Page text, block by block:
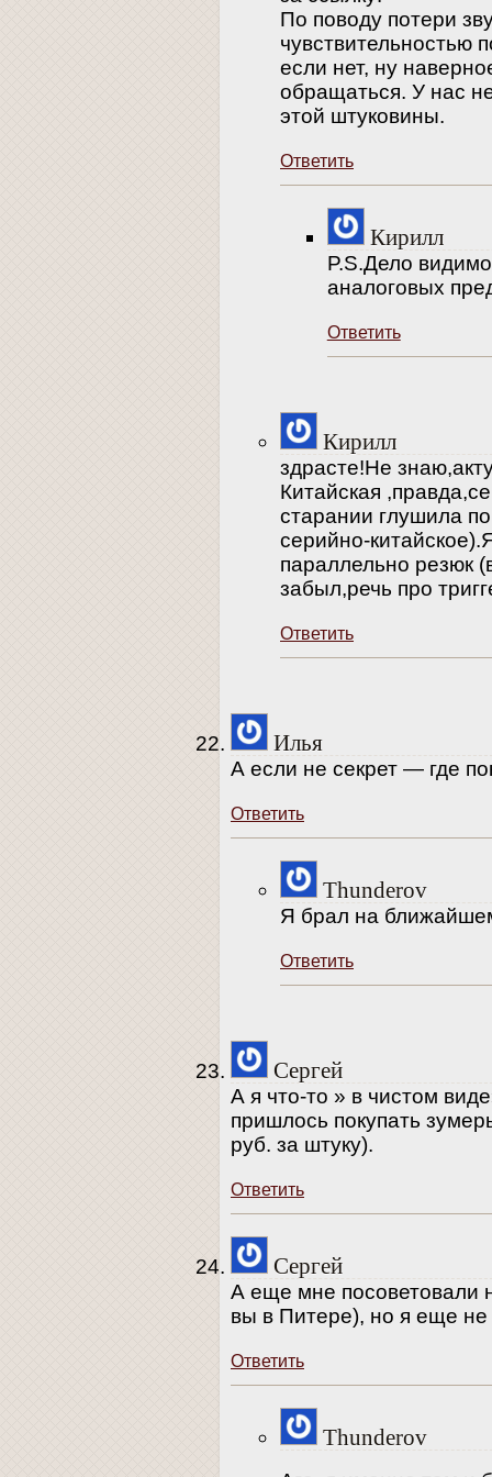
По поводу потери
чувствительностью
если нет, ну
обращаться. У нас
этой штуковины.
Ответить
Кирилл
P.S.Дело
аналоговых
Ответить
Кирилл
здрасте!Не
Китайская
старании глушила
серийно-
параллельно резюк
забыл,речь про
Ответить
Илья
А если не секрет — где
Ответить
Thunderov
Я брал на
Ответить
Сергей
А я что-то » в чистом
пришлось покупать
руб. за штуку).
Ответить
Сергей
А еще мне посоветовали
вы в Питере), но я еще
Ответить
Thunderov